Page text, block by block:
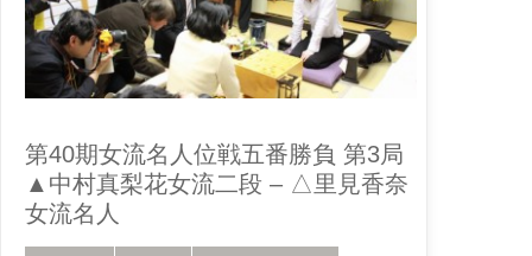
第40期女流名人位戦五番勝負 第3局
▲中村真梨花女流二段 – △里見香奈
女流名人